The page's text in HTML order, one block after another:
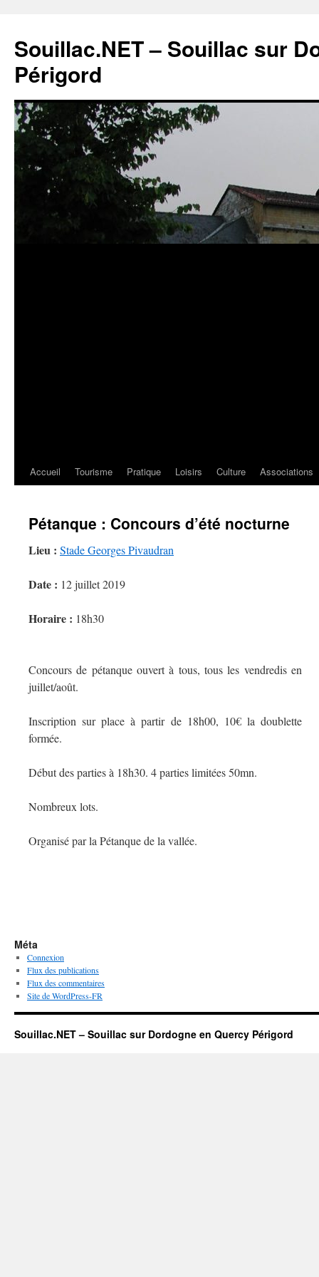
Souillac.NET – Souillac sur
Périgord
Accueil Tourisme Pratique Loisirs Culture Associations
Pétanque : Concours d’été nocturne
Lieu : Stade Georges Pivaudran
Date : 12 juillet 2019
Horaire : 18h30
Concours de pétanque ouvert à tous, tous les vendredis en
juillet/août.
Inscription sur place à partir de 18h00, 10€ la doublette
formée.
Début des parties à 18h30. 4 parties limitées 50mn.
Nombreux lots.
Organisé par la Pétanque de la vallée.
Méta
Connexion
Flux des publications
Flux des commentaires
Site de WordPress-FR
Souillac.NET – Souillac sur Dordogne en Quercy Périgord